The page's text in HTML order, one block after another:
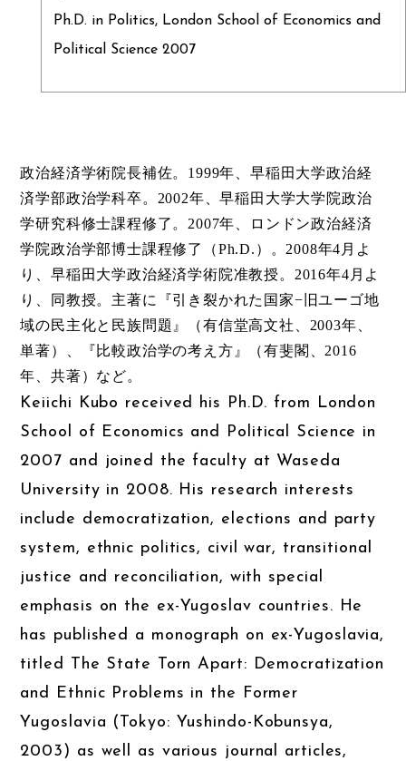
Ph.D. in Politics, London School of Economics and
Political Science 2007
政治経済学術院長補佐。1999年、早稲田大学政治経
済学部政治学科卒。2002年、早稲田大学大学院政治
学研究科修士課程修了。2007年、ロンドン政治経済
学院政治学部博士課程修了（Ph.D.）。2008年4月よ
り、早稲田大学政治経済学術院准教授。2016年4月よ
り、同教授。主著に『引き裂かれた国家−旧ユーゴ地
域の民主化と民族問題』（有信堂高文社、2003年、
単著）、『比較政治学の考え方』（有斐閣、2016
年、共著）など。
Keiichi Kubo received his Ph.D. from London
School of Economics and Political Science in
2007 and joined the faculty at Waseda
University in 2008. His research interests
include democratization, elections and party
system, ethnic politics, civil war, transitional
justice and reconciliation, with special
emphasis on the ex-Yugoslav countries. He
has published a monograph on ex-Yugoslavia,
titled The State Torn Apart: Democratization
and Ethnic Problems in the Former
Yugoslavia (Tokyo: Yushindo-Kobunsya,
2003) as well as various journal articles,